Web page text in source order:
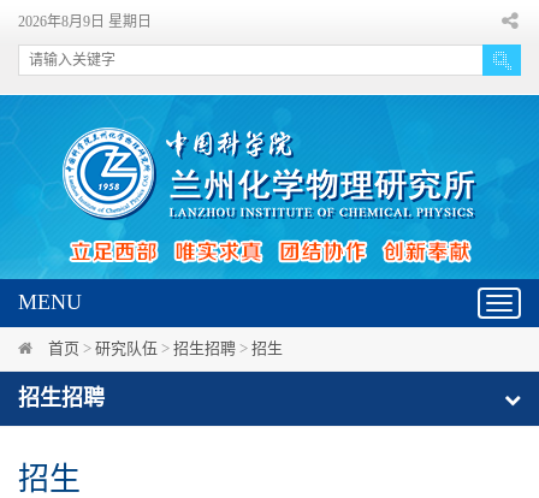
2026年8月9日 星期日
MENU
首页 > 研究队伍 > 招生招聘 > 招生
招生招聘
招生